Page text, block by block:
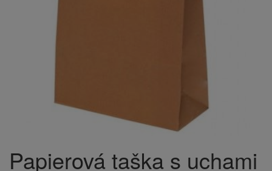
Papierová taška s uchami